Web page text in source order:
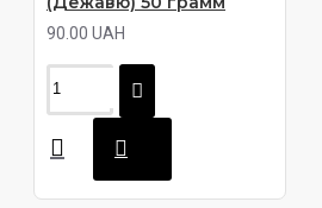
90.00 UAH